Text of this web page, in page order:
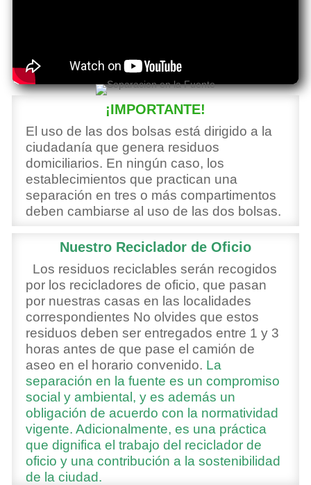
¡IMPORTANTE!
El uso de las dos bolsas está dirigido a la
ciudadanía que genera residuos
domiciliarios. En ningún caso, los
establecimientos que practican una
separación en tres o más compartimentos
deben cambiarse al uso de las dos bolsas.
Nuestro Reciclador de Oficio
Los residuos reciclables serán recogidos
por los recicladores de oficio, que pasan
por nuestras casas en las localidades
correspondientes No olvides que estos
residuos deben ser entregados entre 1 y 3
horas antes de que pase el camión de
aseo en el horario convenido. La
separación en la fuente es un compromiso
social y ambiental, y es además un
obligación de acuerdo con la normatividad
vigente. Adicionalmente, es una práctica
que dignifica el trabajo del reciclador de
oficio y una contribución a la sostenibilidad
de la ciudad.